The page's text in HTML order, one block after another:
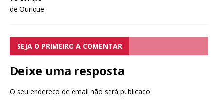
SEJA O PRIMEIRO A COMENTAR
Deixe uma resposta
O seu endereço de email não será publicado.